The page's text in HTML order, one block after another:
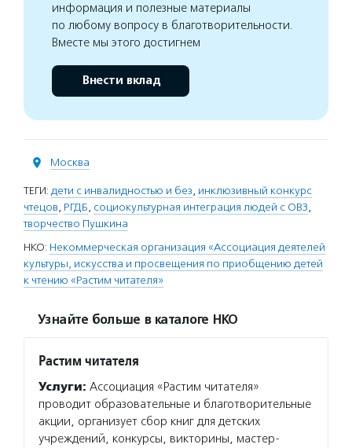
информация и полезные материалы
по любому вопросу в благотворительности.
Вместе мы этого достигнем
Внести вклад
Москва
ТЕГИ: дети с инвалидностью и без, инклюзивный конкурс
чтецов, РГДБ, социокультурная интеграция людей с ОВЗ,
творчество Пушкина
НКО: Некоммерческая организация «Ассоциация деятелей
культуры, искусства и просвещения по приобщению детей
к чтению «Растим читателя»
Узнайте больше в каталоге НКО
Растим читателя
Услуги: Ассоциация «Растим читателя»
проводит образовательные и благотворительные
акции, организует сбор книг для детских
учреждений, конкурсы, викторины, мастер-